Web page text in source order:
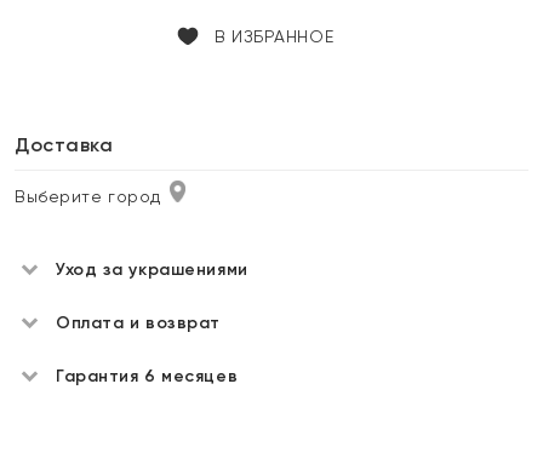
В ИЗБРАННОЕ
Доставка
Выберите город
Уход за украшениями
Оплата и возврат
Гарантия 6 месяцев